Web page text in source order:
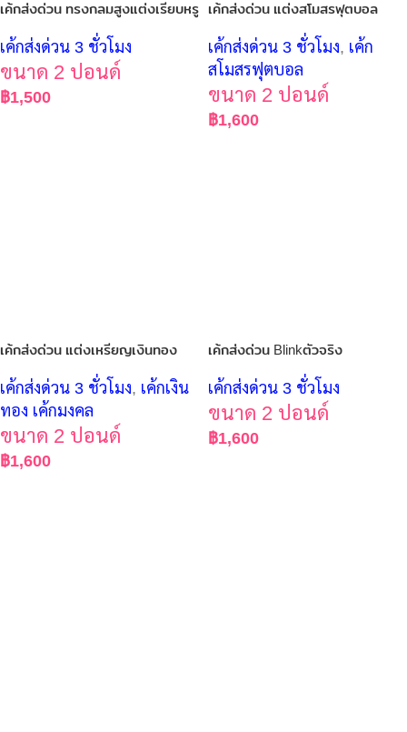
เค้กส่งด่วน ทรงกลมสูงแต่งเรียบหรู
เค้กส่งด่วน 3 ชั่วโมง
ขนาด 2 ปอนด์
฿1,500
เค้กส่งด่วน แต่งสโมสรฟุตบอล
เค้กส่งด่วน 3 ชั่วโมง, เค้ก
สโมสรฟุตบอล
ขนาด 2 ปอนด์
฿1,600
เค้กส่งด่วน แต่งเหรียญเงินทอง
เค้กส่งด่วน 3 ชั่วโมง, เค้กเงิน
ทอง เค้กมงคล
ขนาด 2 ปอนด์
฿1,600
เค้กส่งด่วน Blinkตัวจริง
เค้กส่งด่วน 3 ชั่วโมง
ขนาด 2 ปอนด์
฿1,600